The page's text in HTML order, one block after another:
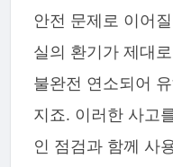
안전 문제로 이어
실의 환기가 제대
불완전 연소되어
지죠. 이러한 사고
인 점검과 함께 사